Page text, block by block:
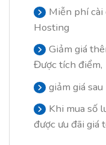
Miễn phí
Hosting
Giảm giá
Được tích điểm,
giảm giá
Khi mua số
được ưu đãi giá